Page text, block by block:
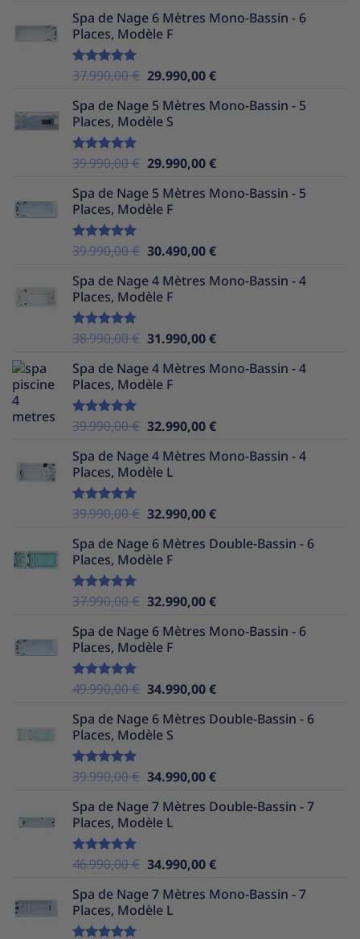
initial
était :
actuel
Spa de Nage 6 Mètres Mono-Bassin - 6
Places, Modèle F
Note5.00
37.990,00€ Le
initial
était :
29.990,00€Le
actuel
Spa de Nage 5 Mètres Mono-Bassin - 5
Places, Modèle S
Note5.00
39.990,00€ Le
initial
était :
29.990,00€Le
actuel
Spa de Nage 5 Mètres Mono-Bassin - 5
Places, Modèle F
Note5.00
39.990,00€ Le
initial
était :
30.490,00€Le
actuel
Spa de Nage 4 Mètres Mono-Bassin - 4
Places, Modèle F
Note5.00
38.990,00€ Le
initial
était :
31.990,00€Le
actuel
Spa de Nage 4 Mètres Mono-Bassin - 4
Places, Modèle F
Note5.00
39.990,00€ Le
initial
était :
32.990,00€Le
actuel
Spa de Nage 4 Mètres Mono-Bassin - 4
Places, Modèle L
Note5.00
39.990,00€ Le
initial
était :
32.990,00€Le
actuel
Spa de Nage 6 Mètres Double-Bassin - 6
Places, Modèle F
Note5.00
37.990,00€ Le
initial
était :
32.990,00€Le
actuel
Spa de Nage 6 Mètres Mono-Bassin - 6
Places, Modèle F
Note5.00
49.990,00€ Le
initial
était :
34.990,00€Le
actuel
Spa de Nage 6 Mètres Double-Bassin - 6
Places, Modèle S
Note5.00
39.990,00€ Le
initial
était :
34.990,00€Le
actuel
Spa de Nage 7 Mètres Double-Bassin - 7
Places, Modèle L
Note5.00
46.990,00€ Le
initial
était :
34.990,00€Le
actuel
Spa de Nage 7 Mètres Mono-Bassin - 7
Places, Modèle L